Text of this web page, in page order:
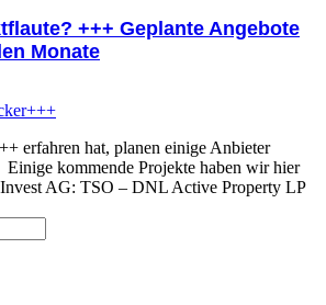
+++ Geplante Angebote
Monate
erfahren hat, planen einige Anbieter
kommende Projekte haben wir hier
AG: TSO – DNL Active Property LP